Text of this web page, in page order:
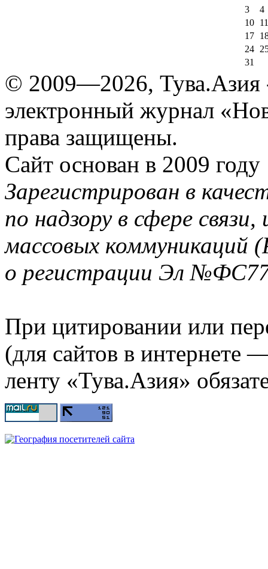
3
4
10
11
17
24
31
© 2009—2026, Тува.Азия
электронный журнал
права защищены.
Сайт основан в 2009 году
Зарегистрирован в
по надзору в сфере
массовых коммуникаций
о регистрации Эл
При цитировании или
(для сайтов в интернете
ленту «Тува.Азия»